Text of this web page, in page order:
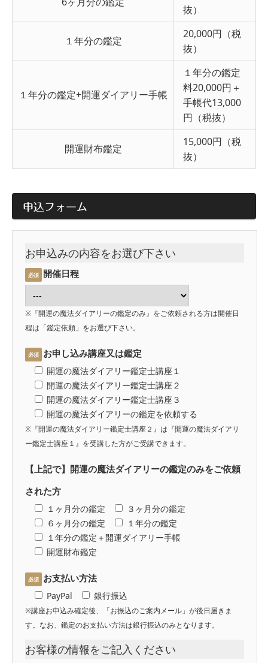
抜）
１年分の鑑定
20,000円（税
抜）
１年分の鑑定+開運ダイアリー手帳
１年分の鑑定
料20,000円＋
手帳代13,000
円（税抜）
開運財布鑑定
15,000円（税
抜）
申込フォーム
お申込みの内容をお選び下さい
必須 開催日程
※『開運の魔法ダイアリーの鑑定のみ』をご依頼される方は開催日
程は「鑑定依頼」をお選び下さい。
必須 お申し込み講座又は鑑定
開運の魔法ダイアリー鑑定士講座１
開運の魔法ダイアリー鑑定士講座２
開運の魔法ダイアリー鑑定士講座３
開運の魔法ダイアリーの鑑定を依頼する
※『開運の魔法ダイアリー鑑定士講座２』は『開運の魔法ダイアリ
ー鑑定士講座１』を受講した方がご受講できます。
【上記で】開運の魔法ダイアリーの鑑定のみをご依頼
された方
１ヶ月分の鑑定
３ヶ月分の鑑定
６ヶ月分の鑑定
１年分の鑑定
１年分の鑑定＋開運ダイアリー手帳
開運財布鑑定
必須 お支払い方法
PayPal 銀行振込
※講座お申込み確定後、「お振込のご案内メール」が後日届きま
す。なお、鑑定のお支払い方法は銀行振込のみとなります。
お客様の情報をご記入ください